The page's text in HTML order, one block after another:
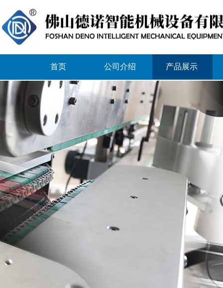
首页 公司介绍 产品展示